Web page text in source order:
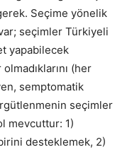
Seçime yönelik
seçimler Türkiyeli
yapabilecek
(her
semptomatik
seçimler
mevcuttur: 1)
desteklemek, 2)